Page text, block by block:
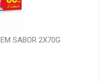
SABOR 2X70G